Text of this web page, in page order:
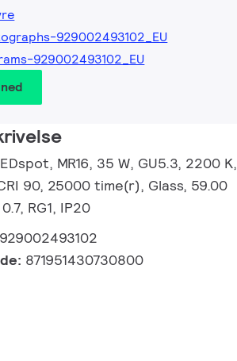
929002493102_EU
929002493102_EU
MR16, 35 W, GU5.3, 2200 K,
90, 25000 time(r), Glass, 59.00
RG1, IP20
929002493102
871951430730800